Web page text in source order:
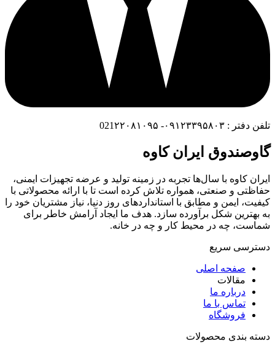
تلفن دفتر : ۰۹۱۲۳۳۹۵۸۰۳- 021۲۲۰۸۱۰۹۵
گاوصندوق ایران کاوه
ایران کاوه با سال‌ها تجربه در زمینه تولید و عرضه تجهیزات ایمنی،
حفاظتی و صنعتی، همواره تلاش کرده است تا با ارائه محصولاتی با
کیفیت، ایمن و مطابق با استانداردهای روز دنیا، نیاز مشتریان خود را
به بهترین شکل برآورده سازد. هدف ما ایجاد آرامش خاطر برای
شماست، چه در محیط کار و چه در خانه.
دسترسی سریع
صفحه اصلی
مقالات
درباره ما
تماس با ما
فروشگاه
دسته بندی محصولات